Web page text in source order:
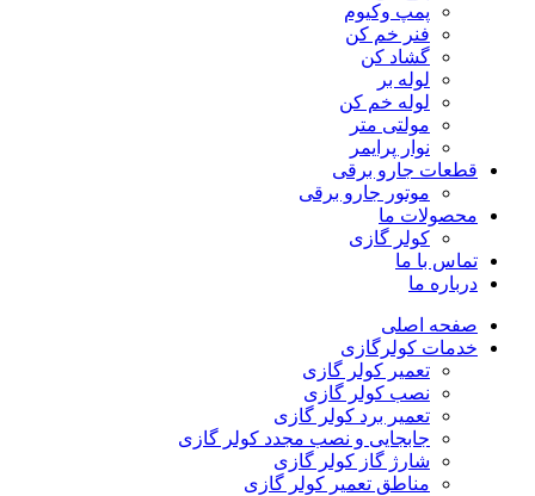
پمپ وکیوم
فنر خم کن
گشاد کن
لوله بر
لوله خم کن
مولتی متر
نوار پرایمر
قطعات جارو برقی
موتور جارو برقی
محصولات ما
کولر گازی
تماس با ما
درباره ما
صفحه اصلی
خدمات کولرگازی
تعمیر کولر گازی
نصب کولر گازی
تعمیر برد کولر گازی
جابجایی و نصب مجدد کولر گازی
شارژ گاز کولر گازی
مناطق تعمیر کولر گازی